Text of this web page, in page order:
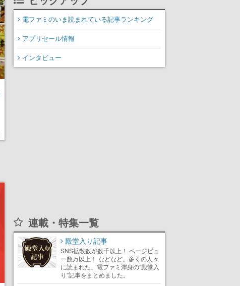
ナ・コノハナサクヤとと
もに主人公たちと舞う
電ファミのいま読まれている記事ランキング
アプリセール情報
インタビュー
連載・特集一覧
殿堂入り記事
SNS拡散数が数千以上！ ページビュ
ー数万以上！ などなど。多くの人々
に読まれた、電ファミ渾身の“殿堂入
り”記事をまとめました。